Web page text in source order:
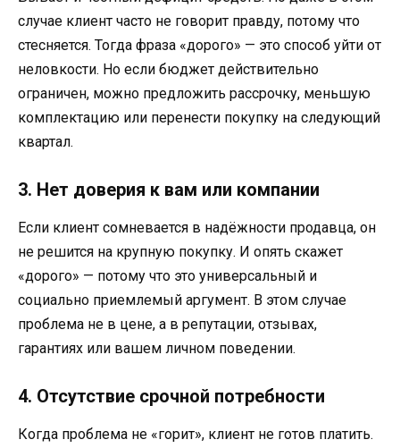
случае клиент часто не говорит правду, потому что
стесняется. Тогда фраза «дорого» — это способ уйти от
неловкости. Но если бюджет действительно
ограничен, можно предложить рассрочку, меньшую
комплектацию или перенести покупку на следующий
квартал.
3. Нет доверия к вам или компании
Если клиент сомневается в надёжности продавца, он
не решится на крупную покупку. И опять скажет
«дорого» — потому что это универсальный и
социально приемлемый аргумент. В этом случае
проблема не в цене, а в репутации, отзывах,
гарантиях или вашем личном поведении.
4. Отсутствие срочной потребности
Когда проблема не «горит», клиент не готов платить.